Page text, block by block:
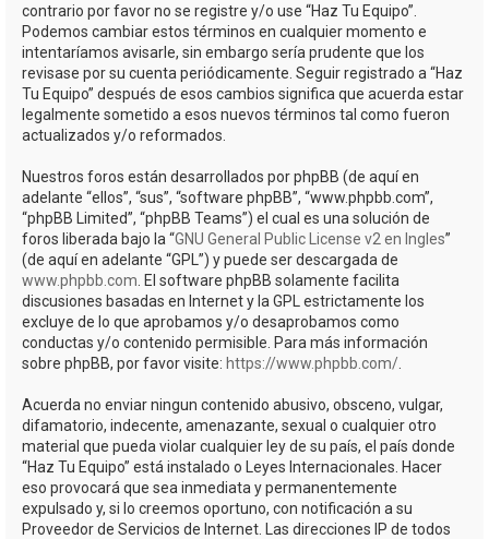
contrario por favor no se registre y/o use “Haz Tu Equipo”.
Podemos cambiar estos términos en cualquier momento e
intentaríamos avisarle, sin embargo sería prudente que los
revisase por su cuenta periódicamente. Seguir registrado a “Haz
Tu Equipo” después de esos cambios significa que acuerda estar
legalmente sometido a esos nuevos términos tal como fueron
actualizados y/o reformados.
Nuestros foros están desarrollados por phpBB (de aquí en
adelante “ellos”, “sus”, “software phpBB”, “www.phpbb.com”,
“phpBB Limited”, “phpBB Teams”) el cual es una solución de
foros liberada bajo la “GNU General Public License v2 en Ingles”
(de aquí en adelante “GPL”) y puede ser descargada de
www.phpbb.com . El software phpBB solamente facilita
discusiones basadas en Internet y la GPL estrictamente los
excluye de lo que aprobamos y/o desaprobamos como
conductas y/o contenido permisible. Para más información
sobre phpBB, por favor visite: https://www.phpbb.com/
Acuerda no enviar ningun contenido abusivo, obsceno, vulgar,
difamatorio, indecente, amenazante, sexual o cualquier otro
material que pueda violar cualquier ley de su país, el país donde
“Haz Tu Equipo” está instalado o Leyes Internacionales. Hacer
eso provocará que sea inmediata y permanentemente
expulsado y, si lo creemos oportuno, con notificación a su
Proveedor de Servicios de Internet. Las direcciones IP de todos